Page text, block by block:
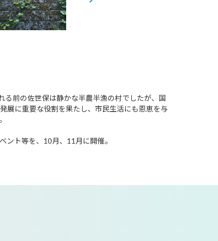
る前の佐世保は静かな半農半漁の村でしたが、国
展に重要な役割を果たし、市民生活にも恩恵を与
ト等を、10月、11月に開催。